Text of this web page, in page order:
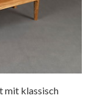
mit klassisch